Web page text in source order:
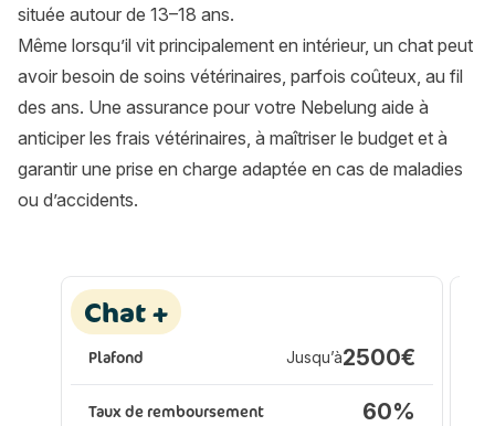
située autour de 13–18 ans.
Même lorsqu’il vit principalement en intérieur, un chat peut
avoir besoin de soins vétérinaires, parfois coûteux, au fil
des ans. Une assurance pour votre Nebelung aide à
anticiper les frais vétérinaires, à maîtriser le budget et à
garantir une prise en charge adaptée en cas de maladies
ou d’accidents.
Assurance animaux :
Chat +
Plafond Jusqu’à2500€
Taux de remboursement 60%